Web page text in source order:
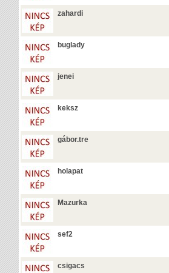
zahardi
buglady
jenei
keksz
gábor.tre
holapat
Mazurka
sef2
csigacs